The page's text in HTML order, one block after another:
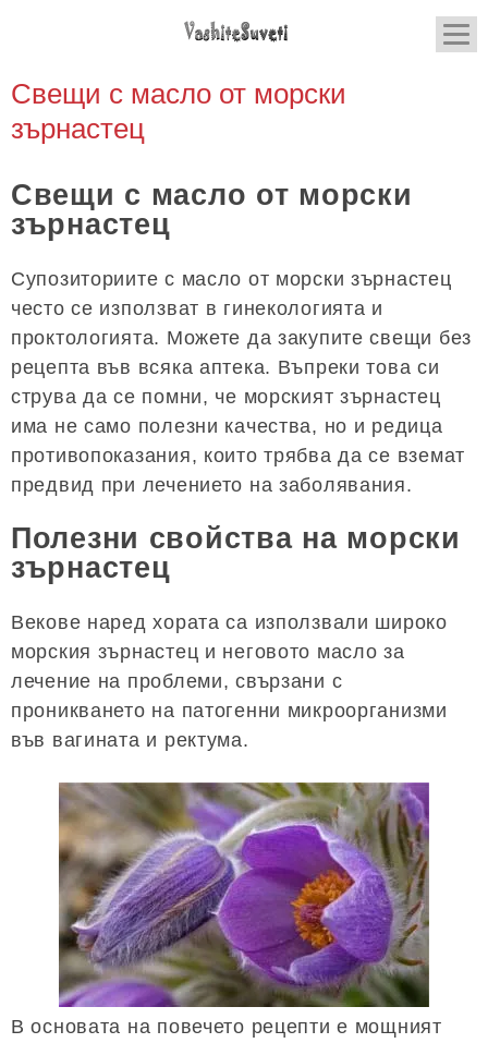
Свещи с масло от морски
зърнастец
Свещи с масло от морски
зърнастец
Супозиториите с масло от морски зърнастец
често се използват в гинекологията и
проктологията. Можете да закупите свещи без
рецепта във всяка аптека. Въпреки това си
струва да се помни, че морският зърнастец
има не само полезни качества, но и редица
противопоказания, които трябва да се вземат
предвид при лечението на заболявания.
Полезни свойства на морски
зърнастец
Векове наред хората са използвали широко
морския зърнастец и неговото масло за
лечение на проблеми, свързани с
проникването на патогенни микроорганизми
във вагината и ректума.
В основата на повечето рецепти е мощният